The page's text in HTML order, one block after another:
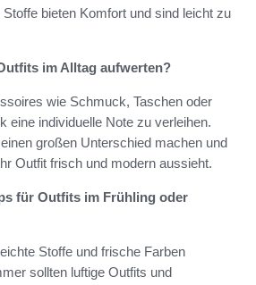
bieten Komfort und sind leicht zu
im Alltag aufwerten?
wie Schmuck, Taschen oder
eine individuelle Note zu verleihen.
großen Unterschied machen und
Outfit frisch und modern aussieht.
für Outfits im Frühling oder
Stoffe und frische Farben
sollten luftige Outfits und